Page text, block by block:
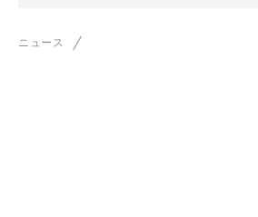
性を襲うようなことはしていない」
ニュース